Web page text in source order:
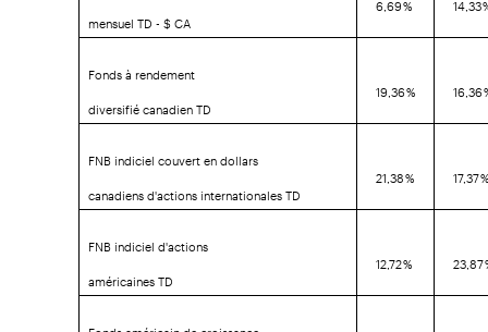
mensuel TD - $ CA
Fonds à rendement
diversifié canadien TD
19,36 % 16,36
FNB indiciel couvert en dollars
canadiens d'actions internationales TD
21,38 % 17,37
FNB indiciel d'actions
américaines TD
12,72 % 23,87